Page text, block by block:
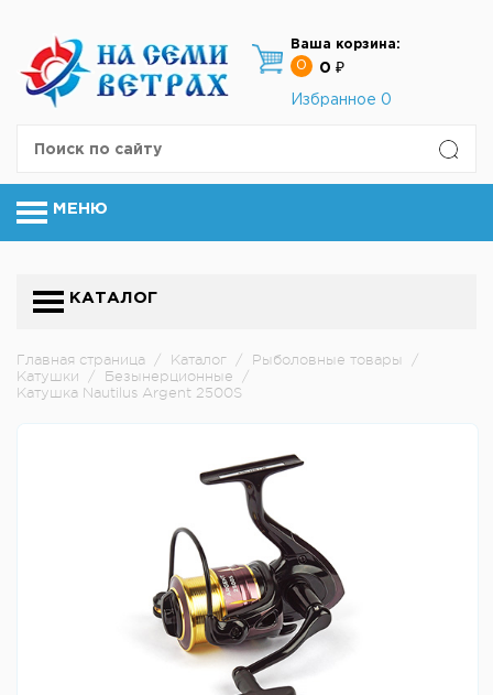
Ваша корзина:
0
0 ₽
Избранное 0
МЕНЮ
КАТАЛОГ
Главная страница / Каталог / Рыболовные товары
/
Катушки
/ Безынерционные
/
Катушка Nautilus Argent 2500S